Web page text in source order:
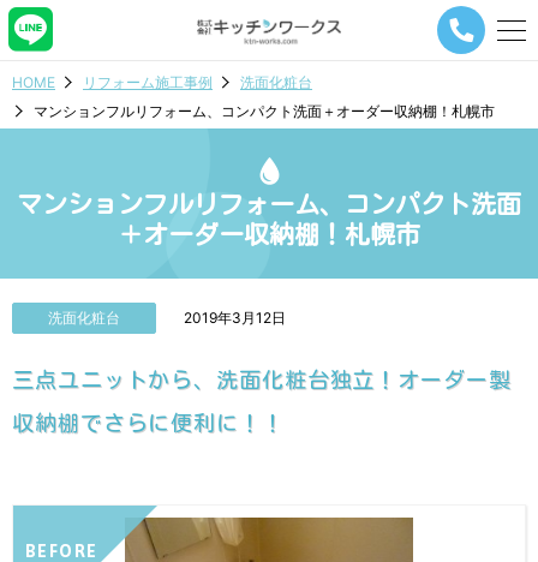
メ
ナ
ー
シ
ボ
HOME リフォーム施工事例
洗面化粧台
マンションフルリフォーム、コンパクト洗面＋オーダー収納棚！札幌市
マンションフルリフォーム、コンパクト洗面
＋オーダー収納棚！札幌市
洗面化粧台 2019年3月12日
三点ユニットから、洗面化粧台独立！オーダー製
収納棚でさらに便利に！！
BEFORE